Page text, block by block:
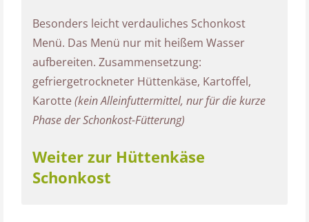
Besonders leicht verdauliches Schonkost
Menü. Das Menü nur mit heißem Wasser
aufbereiten. Zusammensetzung:
gefriergetrockneter Hüttenkäse, Kartoffel,
Karotte(kein Alleinfuttermittel, nur für die kurze
Phase der Schonkost-Fütterung)
Weiter zur Hüttenkäse
Schonkost